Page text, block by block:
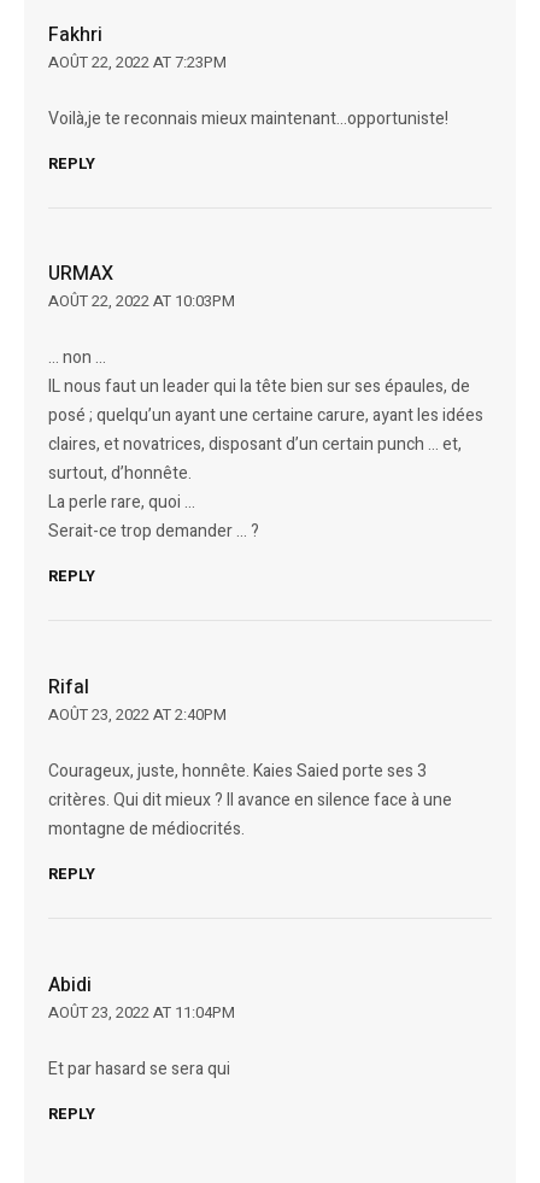
Fakhri
AOÛT 22, 2022 AT 7:23PM
Voilà,je te reconnais mieux maintenant…opportuniste!
REPLY
URMAX
AOÛT 22, 2022 AT 10:03PM
… non …
IL nous faut un leader qui la tête bien sur ses épaules, de
posé ; quelqu’un ayant une certaine carure, ayant les idées
claires, et novatrices, disposant d’un certain punch … et,
surtout, d’honnête.
La perle rare, quoi …
Serait-ce trop demander … ?
REPLY
Rifal
AOÛT 23, 2022 AT 2:40PM
Courageux, juste, honnête. Kaies Saied porte ses 3
critères. Qui dit mieux ? Il avance en silence face à une
montagne de médiocrités.
REPLY
Abidi
AOÛT 23, 2022 AT 11:04PM
Et par hasard se sera qui
REPLY